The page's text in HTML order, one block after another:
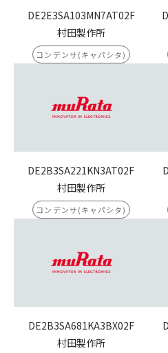
DE2E3SA103MN7AT02F
村田製作所
コンデンサ(キャパシタ)
DE2B3SA221KN3AT02F
村田製作所
コンデンサ(キャパシタ)
DE2B3SA681KA3BX02F
村田製作所